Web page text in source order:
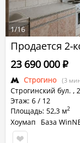
Продается 2-
Строгино (3
Строгинский бул. ,
Этаж: 6 / 12
Площадь: 52,3 м2
23 690 000Р
Хоумап
База
1/16